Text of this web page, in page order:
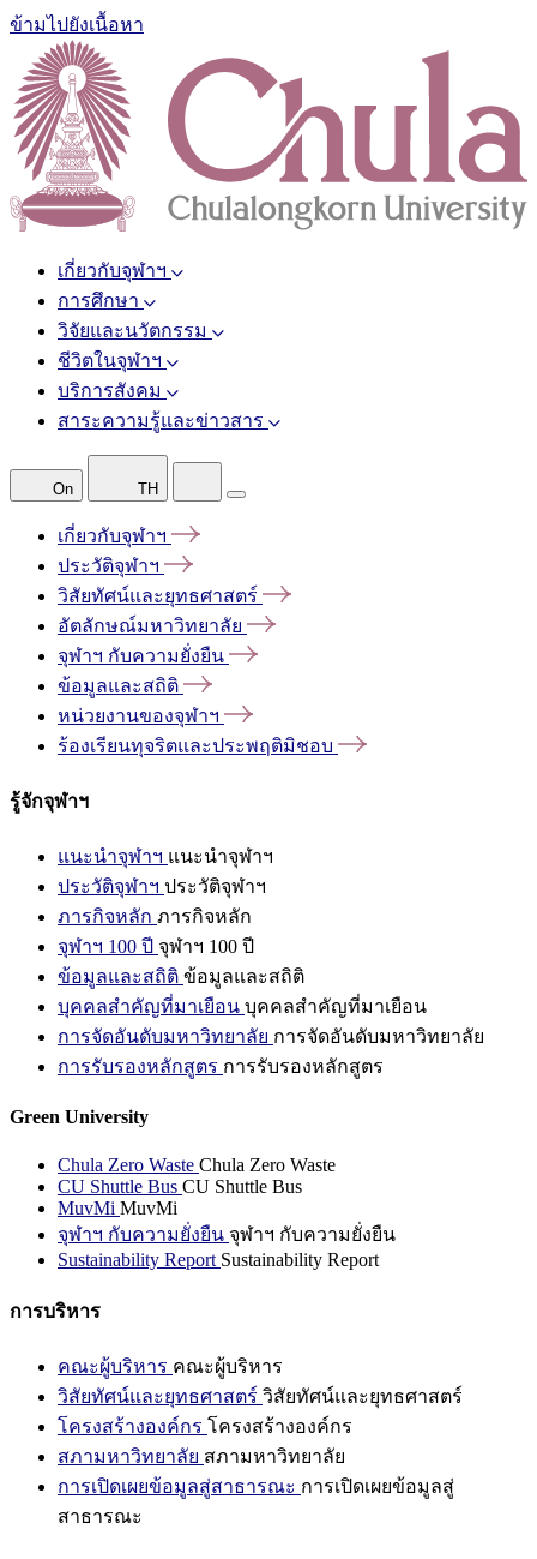
ข้ามไปยังเนื้อหา
เกี่ยวกับจุฬาฯ
การศึกษา
วิจัยและนวัตกรรม
ชีวิตในจุฬาฯ
บริการสังคม
สาระความรู้และข่าวสาร
On TH
เกี่ยวกับจุฬาฯ
ประวัติจุฬาฯ
วิสัยทัศน์และยุทธศาสตร์
อัตลักษณ์มหาวิทยาลัย
จุฬาฯ กับความยั่งยืน
ข้อมูลและสถิติ
หน่วยงานของจุฬาฯ
ร้องเรียนทุจริตและประพฤติมิชอบ
รู้จักจุฬาฯ
แนะนำจุฬาฯ แนะนำจุฬาฯ
ประวัติจุฬาฯ ประวัติจุฬาฯ
ภารกิจหลัก ภารกิจหลัก
จุฬาฯ 100 ปี จุฬาฯ 100 ปี
ข้อมูลและสถิติ ข้อมูลและสถิติ
บุคคลสำคัญที่มาเยือน บุคคลสำคัญที่มาเยือน
การจัดอันดับมหาวิทยาลัย การจัดอันดับมหาวิทยาลัย
การรับรองหลักสูตร การรับรองหลักสูตร
Green University
Chula Zero Waste Chula Zero Waste
CU Shuttle Bus CU Shuttle Bus
MuvMi MuvMi
จุฬาฯ กับความยั่งยืน จุฬาฯ กับความยั่งยืน
Sustainability Report Sustainability Report
การบริหาร
คณะผู้บริหาร คณะผู้บริหาร
วิสัยทัศน์และยุทธศาสตร์ วิสัยทัศน์และยุทธศาสตร์
โครงสร้างองค์กร โครงสร้างองค์กร
สภามหาวิทยาลัย สภามหาวิทยาลัย
การเปิดเผยข้อมูลสู่สาธารณะ การเปิดเผยข้อมูลสู่
สาธารณะ